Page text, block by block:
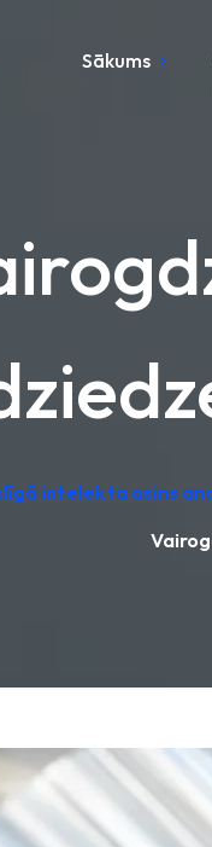
Sākums
intelekta asins